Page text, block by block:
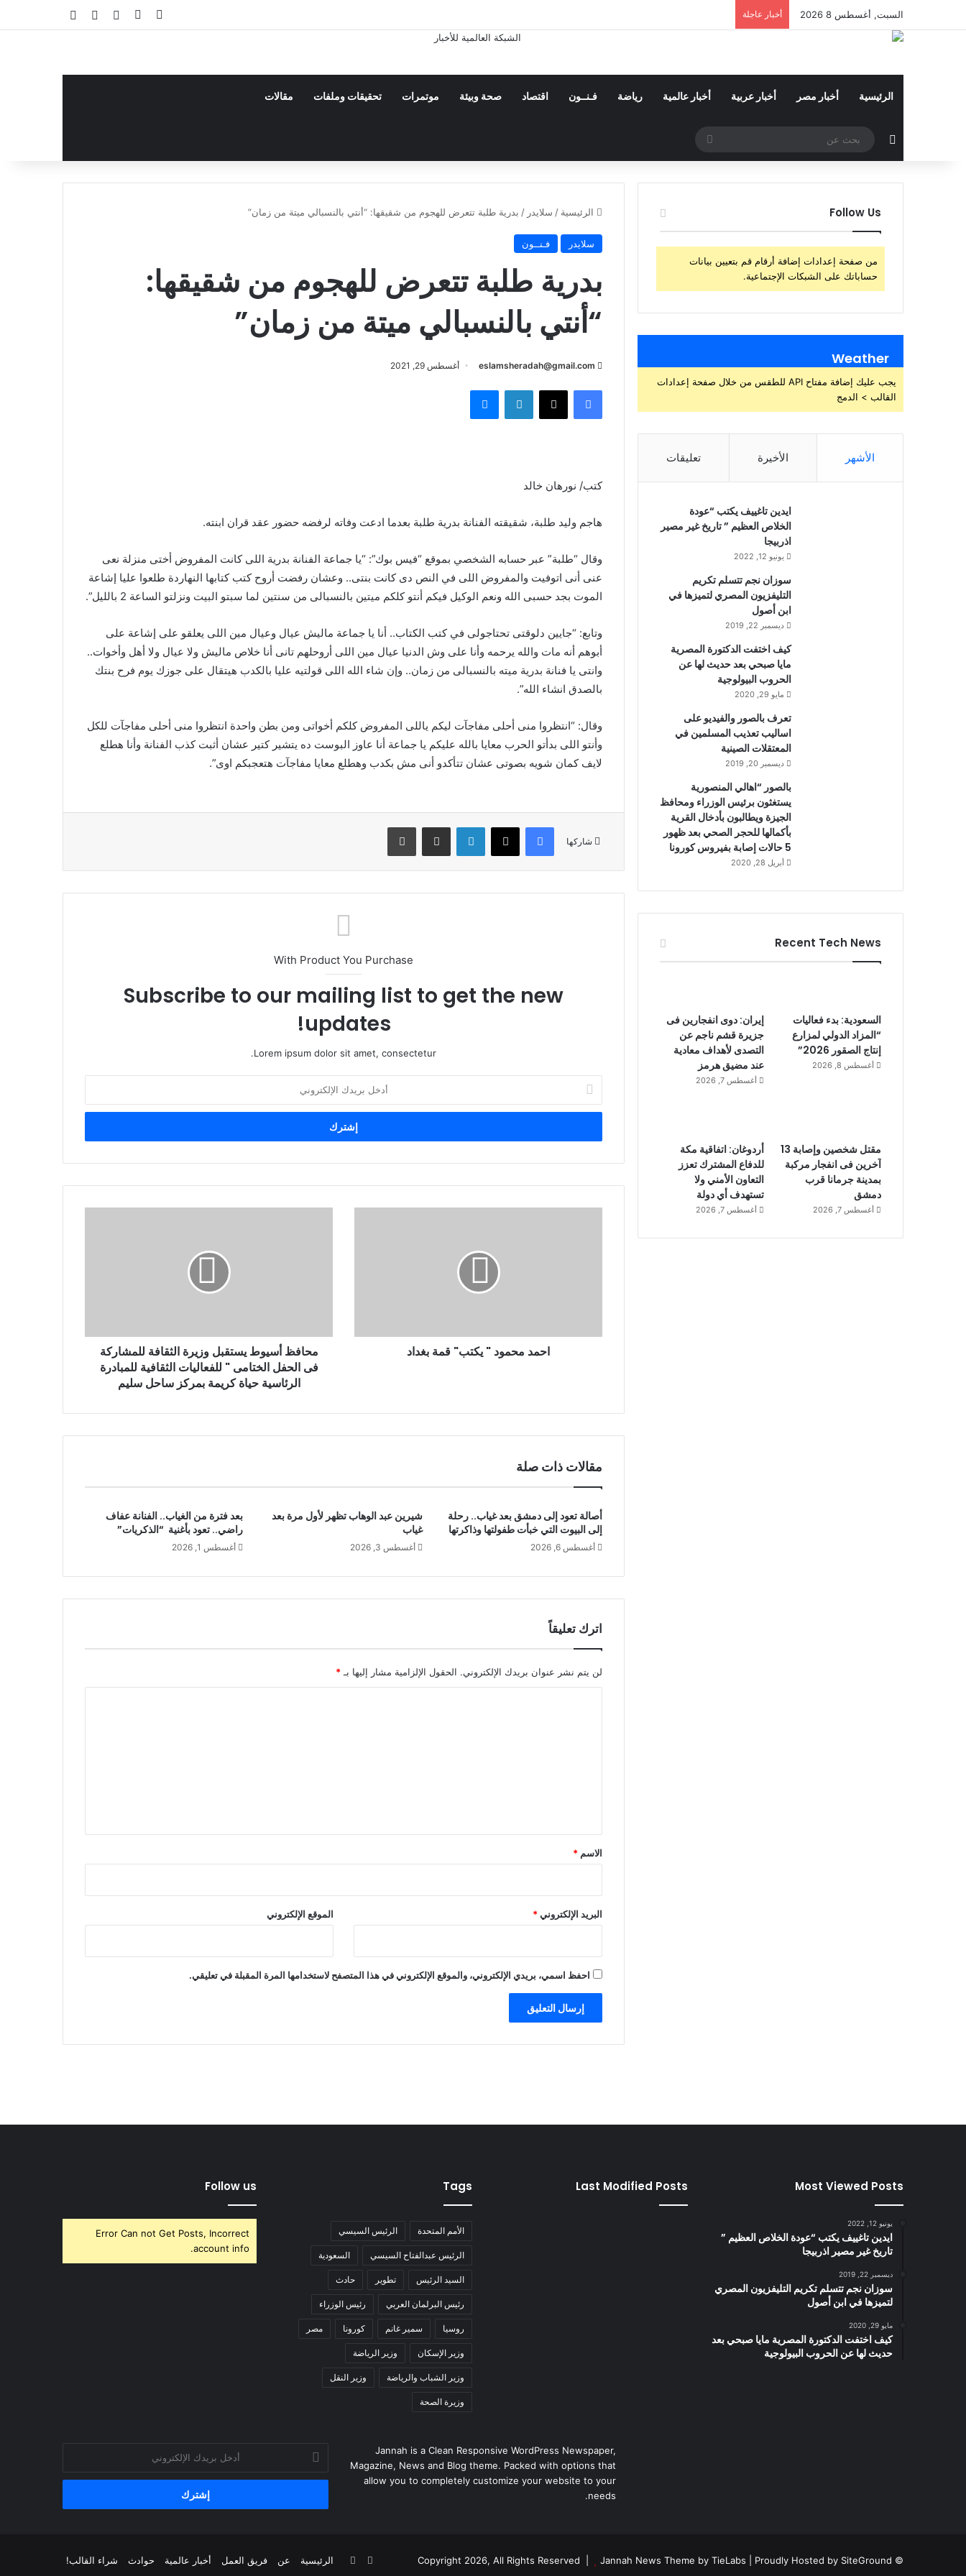
السبت, أغسطس 8 2026 أخبار عاجلة فيسبوكيوتيوب تسجيل الدخول
مقال عشوائي
الرئيسية أخبار مصر أخبار عربية أخبار عالمية رياضة فـنــون اقتصاد صحة وبيئة موتمرات تحقيقات وملفات مقالات
مقال عشوائي
عن
الرئيسية / سلايدر / بدرية طلبة تتعرض للهجوم من شقيقها: “أنتي بالنسبالي ميتة من زمان”
سلايدر فـنــون
بدرية طلبة تتعرض للهجوم من شقيقها:
“أنتي بالنسبالي ميتة من زمان”
eslamsheradah@gmail.com أغسطس 29, 2021
فيسبوك لينكدإن
كتب/ نورهان خالد
هاجم وليد طلبة، شقيقته الفنانة بدرية طلبة بعدما ادعت وفاته لرفضه حضور عقد قران ابنته.
وقال “طلبة” عبر حسابه الشخصي بموقع “فيس بوك”: “يا جماعة الفنانة بدرية اللى كانت المفروض أختى منزلة نعى
عنى أنى اتوفيت والمفروض اللى في النص دى كانت بنتى.. وعشان رفضت أروح كتب كتابها النهاردة طلعوا عليا إشاعة
الموت بجد حسبى الله ونعم الوكيل فيكم أنتو كلكم ميتين بالنسبالى من سنتين لما سبتو البيت ونزلتو الساعة 2 بالليل”.
وتابع: “جايين دلوقتى تحتاجولى في كتب الكتاب.. أنا يا جماعة ماليش عيال وعيال مين اللى يعلقو على إشاعة على
أبوهم أنه مات والله يرحمه وأنا على وش الدنيا عيال مين اللى أروحلهم تانى أنا خلاص ماليش ولا عيال ولا أهل وأخوات..
وانتى يا فنانة بدرية ميته بالنسبالى من زمان.. وإن شاء الله اللى قولتيه عليا بالكدب هيتقال على جوزك يوم فرح بنتك
بالصدق انشاء الله”.
وقال: “انتظروا منى أحلى مفاجآت ليكم ياللى المفروض كلكم أخواتى ومن بطن واحدة انتظروا منى أحلى مفاجآت للكل
وأنتو اللى بدأتو الحرب معايا بالله عليكم يا جماعة أنا عاوز البوست ده يتشير كتير عشان أثبت كذب الفنانة وأنا هطلع
لايف كمان شويه بصوتى عشان تتأكدو أنى مش بكدب وهطلع معايا مفاجآت هتعجبكم اوى”.
شاركها
فيسبوك لينكدإن
With Product You Purchase
Subscribe to our mailing list to get the new
updates!
Lorem ipsum dolor sit amet, consectetur.
خ
ب
د
ن
احمد محمود " يكتب" قمة بغداد
محافظ أسيوط يستقبل وزيرة الثقافة للمشاركة
فى الحفل الختامى " للفعاليات الثقافية للمبادرة
الرئاسية حياة كريمة بمركز ساحل سليم
مقالات ذات صلة
أصالة تعود إلى دمشق بعد غياب.. رحلة
إلى البيوت التي خبأت طفولتها وذاكرتها
أغسطس 6, 2026
شيرين عبد الوهاب تظهر لأول مرة بعد
غياب
أغسطس 3, 2026
بعد فترة من الغياب.. الفنانة عفاف
راضي.. تعود بأغنية “الذكريات”
أغسطس 1, 2026
اترك تعليقاً
لن يتم نشر عنوان بريدك الإلكتروني. الحقول الإلزامية مشار إليها بـ *
*
الاسم *
البريد الإلكتروني* الموقع الإلكتروني
احفظ اسمي، بريدي الإلكتروني، والموقع الإلكتروني في هذا المتصفح لاستخدامها المرة المقبلة في تعليقي.
Follow Us
من صفحة إعدادات إضافة أرقام قم بتعيين بيانات
حساباتك على الشبكات الإجتماعية.
Weather
يجب عليك إضافة مفتاح API للطقس من خلال صفحة إعدادات
القالب > الدمج
الأشهر الأخيرة تعليقات
ايدين تاغييف يكتب “عودة
الخلاص العظيم ” تاريخ غير مصير
اذربيجا
يونيو 12, 2022
سوزان نجم تتسلم تكريم
التليفزيون المصري لتميزها في
ابن أصول
ديسمبر 22, 2019
كيف اختفت الدكتورة المصرية
مايا صبحي بعد حديث لها عن
الحروب البيولوجية
مايو 29, 2020
تعرف بالصور والفيديو على
اساليب تعذيب المسلمين في
المعتقلات الصينية
ديسمبر 20, 2019
بالصور “اهالي المنصورية
يستغثون برئيس الوزراء ومحافظ
الجيزة ويطالبون بأدخال القرية
بأكمالها للحجر الصحي بعد ظهور
5 حالات إصابة بفيروس كورونا
أبريل 28, 2020
Recent Tech News
السعودية: بدء فعاليات
“المزاد الدولي لمزارع
إنتاج الصقور 2026”
أغسطس 8, 2026
إيران: دوى انفجارين فى
جزيرة قشم ناجم عن
التصدى لأهداف معادية
عند مضيق هرمز
أغسطس 7, 2026
مقتل شخصين وإصابة 13
آخرين فى انفجار مركبة
بمدينة جرمانا قرب
دمشق
أغسطس 7, 2026
أردوغان: اتفاقية مكة
للدفاع المشترك تعزز
التعاون الأمني ولا
تستهدف أي دولة
أغسطس 7, 2026
Most Viewed Posts
يونيو 12, 2022
ايدين تاغييف يكتب “عودة الخلاص العظيم ”
تاريخ غير مصير اذربيجا
ديسمبر 22, 2019
سوزان نجم تتسلم تكريم التليفزيون المصري
لتميزها في ابن أصول
مايو 29, 2020
كيف اختفت الدكتورة المصرية مايا صبحي بعد
حديث لها عن الحروب البيولوجية
Last Modified Posts
Tags
الأمم المتحدة الرئيس السيسي
الرئيس عبدالفتاح السيسي السعودية
السيد الرئيس تطوير حادث
رئيس البرلمان العربي رئيس الوزراء
روسيا سمير غانم كورونا مصر
وزير الإسكان وزير الرياضة
وزير الشباب والرياضة وزير النقل
وزيرة الصحة
Follow us
Error Can not Get Posts, Incorrect
account info.
Jannah is a Clean Responsive WordPress Newspaper,
Magazine, News and Blog theme. Packed with options that
allow you to completely customize your website to your
needs.
أدخل
بريدك
الإلكتروني
© Copyright 2026, All Rights Reserved |
Jannah News Theme by TieLabs | Proudly Hosted by SiteGround الرئيسية عن فريق العمل أخبار عالمية حوادث شراء القالب! فيسبوكيوتيوب